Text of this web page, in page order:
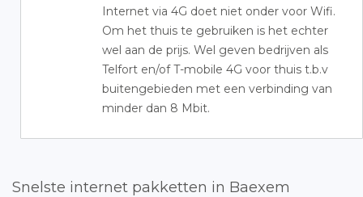
Internet via 4G doet niet onder voor Wifi.
Om het thuis te gebruiken is het echter
wel aan de prijs. Wel geven bedrijven als
Telfort en/of T-mobile 4G voor thuis t.b.v
buitengebieden met een verbinding van
minder dan 8 Mbit.
Snelste internet pakketten in Baexem